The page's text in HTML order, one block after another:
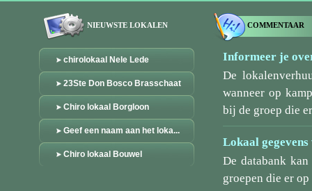
NIEUWSTE LOKALEN
chirolokaal Nele Lede
23Ste Don Bosco Brasschaat
Chiro lokaal Borgloon
Geef een naam aan het loka...
Chiro lokaal Bouwel
COMMENTAAR
Informeer je
De
wanneer op
bij de groep die
Lokaal
De databank
groepen die er